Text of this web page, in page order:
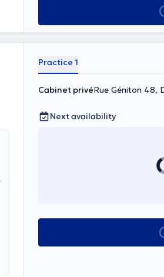
Practice 1
Cabinet privéRue Géniton 48,
Next availability